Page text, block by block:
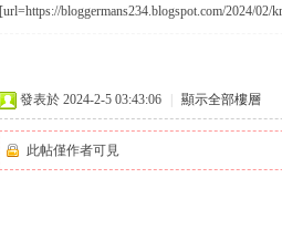
[url=https://bloggermans234.blogspot.com/2024/02/
發表於 2024-2-5 03:43:06 顯示全部樓層
此帖僅作者可見